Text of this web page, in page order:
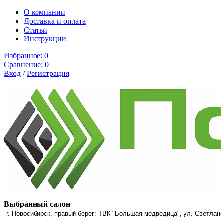
О компании
Доставка и оплата
Cтатьи
Инструкции
Избранное: 0
Сравнение: 0
Вход /Регистрация
Выбранный салон